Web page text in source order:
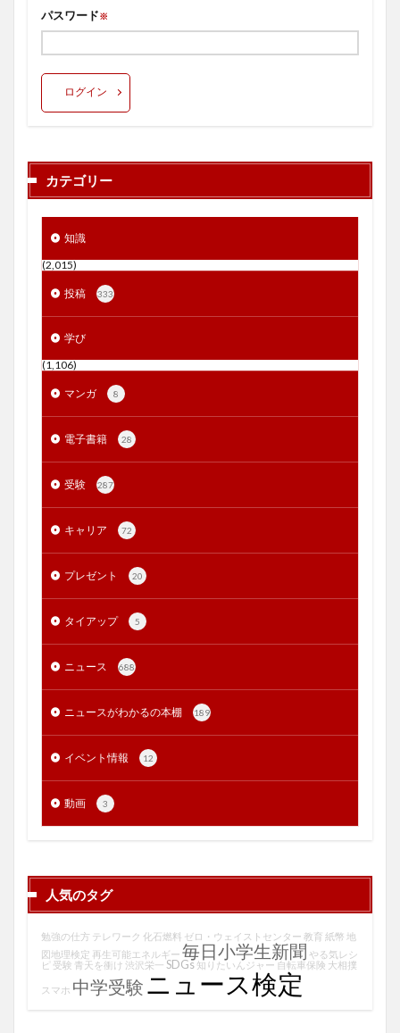
パスワード※
ログイン
カテゴリー
知識
(2,015)
投稿 333
学び
(1,106)
マンガ 8
電子書籍 28
受験 287
キャリア 72
プレゼント 20
タイアップ 5
ニュース 688
ニュースがわかるの本棚 189
イベント情報 12
動画 3
人気のタグ
勉強の仕方 テレワーク 化石燃料 ゼロ・ウェイストセンター 教育 紙幣 地
図地理検定 再生可能エネルギー 毎日小学生新聞 やる気レシ
ピ 受験 青天を衝け 渋沢栄一 SDGs 知りたいんジャー 自転車保険 大相撲
スマホ 中学受験 ニュース検定